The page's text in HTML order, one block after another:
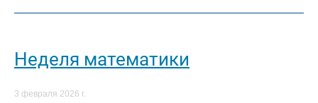
Неделя математики
3 февраля 2026 г.